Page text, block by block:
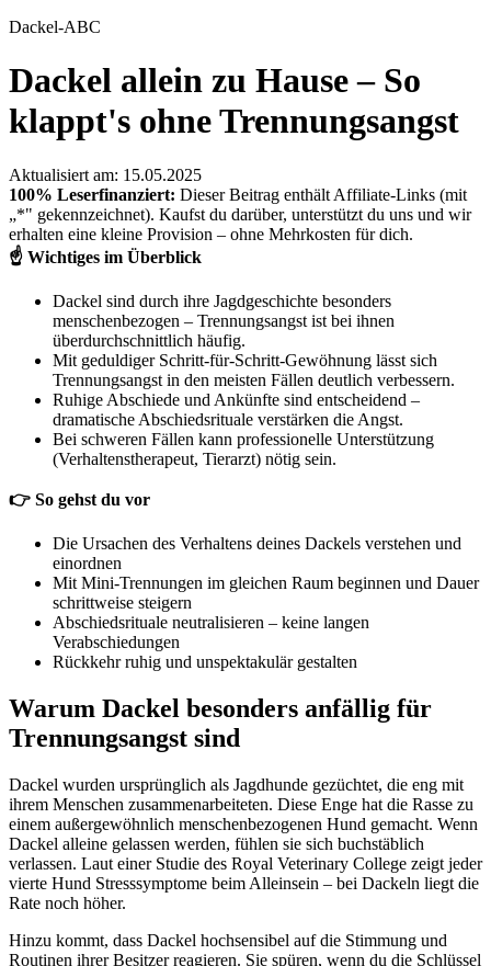
Dackel-ABC
Dackel allein zu Hause – So
klappt's ohne Trennungsangst
Aktualisiert am: 15.05.2025
100% Leserfinanziert: Dieser Beitrag enthält Affiliate-Links (mit
„*" gekennzeichnet). Kaufst du darüber, unterstützt du uns und wir
erhalten eine kleine Provision – ohne Mehrkosten für dich.
☝️ Wichtiges im Überblick
Dackel sind durch ihre Jagdgeschichte besonders
menschenbezogen – Trennungsangst ist bei ihnen
überdurchschnittlich häufig.
Mit geduldiger Schritt-für-Schritt-Gewöhnung lässt sich
Trennungsangst in den meisten Fällen deutlich verbessern.
Ruhige Abschiede und Ankünfte sind entscheidend –
dramatische Abschiedsrituale verstärken die Angst.
Bei schweren Fällen kann professionelle Unterstützung
(Verhaltenstherapeut, Tierarzt) nötig sein.
👉 So gehst du vor
Die Ursachen des Verhaltens deines Dackels verstehen und
einordnen
Mit Mini-Trennungen im gleichen Raum beginnen und Dauer
schrittweise steigern
Abschiedsrituale neutralisieren – keine langen
Verabschiedungen
Rückkehr ruhig und unspektakulär gestalten
Warum Dackel besonders anfällig für
Trennungsangst sind
Dackel wurden ursprünglich als Jagdhunde gezüchtet, die eng mit
ihrem Menschen zusammenarbeiteten. Diese Enge hat die Rasse zu
einem außergewöhnlich menschenbezogenen Hund gemacht. Wenn
Dackel alleine gelassen werden, fühlen sie sich buchstäblich
verlassen. Laut einer Studie des Royal Veterinary College zeigt jeder
vierte Hund Stresssymptome beim Alleinsein – bei Dackeln liegt die
Rate noch höher.
Hinzu kommt, dass Dackel hochsensibel auf die Stimmung und
Routinen ihrer Besitzer reagieren. Sie spüren, wenn du die Schlüssel